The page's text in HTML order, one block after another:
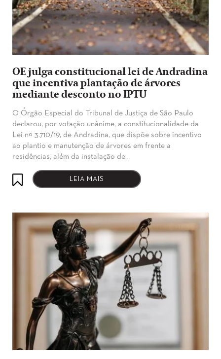
OE julga constitucional lei de Andradina
que incentiva plantação de árvores
mediante desconto no IPTU
O Órgão Especial do Tribunal de Justiça de São Paulo
declarou, por votação unânime, a constitucionalidade da
Lei nº 3.710/19, de Andradina, que dispõe sobre incentivo
ao plantio e manutenção de árvores em frente a
residências, além da instalação de…
LEIA MAIS